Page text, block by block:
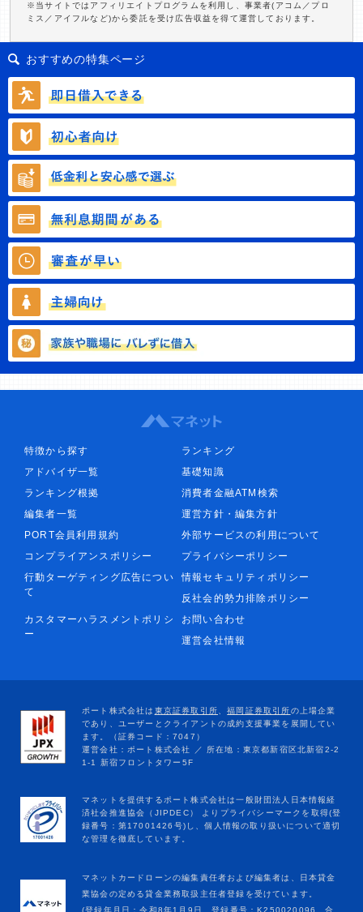
※当サイトではアフィリエイトプログラムを利用し、事業者(アコム／プロ
ミス／アイフルなど)から委託を受け広告収益を得て運営しております。
おすすめの特集ページ
特徴から探す
ランキング
アドバイザ一覧
基礎知識
ランキング根拠
消費者金融ATM検索
編集者一覧
運営方針・編集方針
PORT会員利用規約
外部サービスの利用について
コンプライアンスポリシー
プライバシーポリシー
行動ターゲティング広告につい
て
情報セキュリティポリシー
反社会的勢力排除ポリシー
カスタマーハラスメントポリシ
ー
お問い合わせ
運営会社情報
マネットカードローンの編集責任者および編集者は、日本貸金
業協会の定める貸金業務取扱主任者登録を受けています。
(登録年月日：令和8年1月9日、登録番号：K250020096、合